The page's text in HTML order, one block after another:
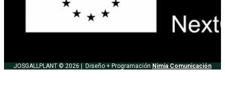
JOSGALLPLANT © 2026 | Diseño + Programación Nimia Comunicación